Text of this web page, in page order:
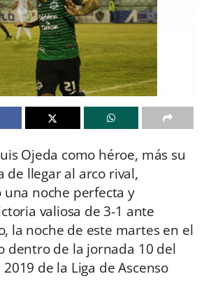
Ojeda como héroe, más su
de llegar al arco rival,
una noche perfecta y
valiosa de 3-1 ante
la noche de este martes en el
dentro de la jornada 10 del
de la Liga de Ascenso